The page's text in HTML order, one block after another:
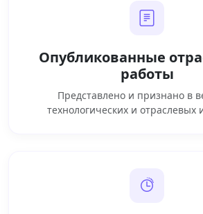
Опубликованные
работы
Представлено и признано в
технологических и отраслевых